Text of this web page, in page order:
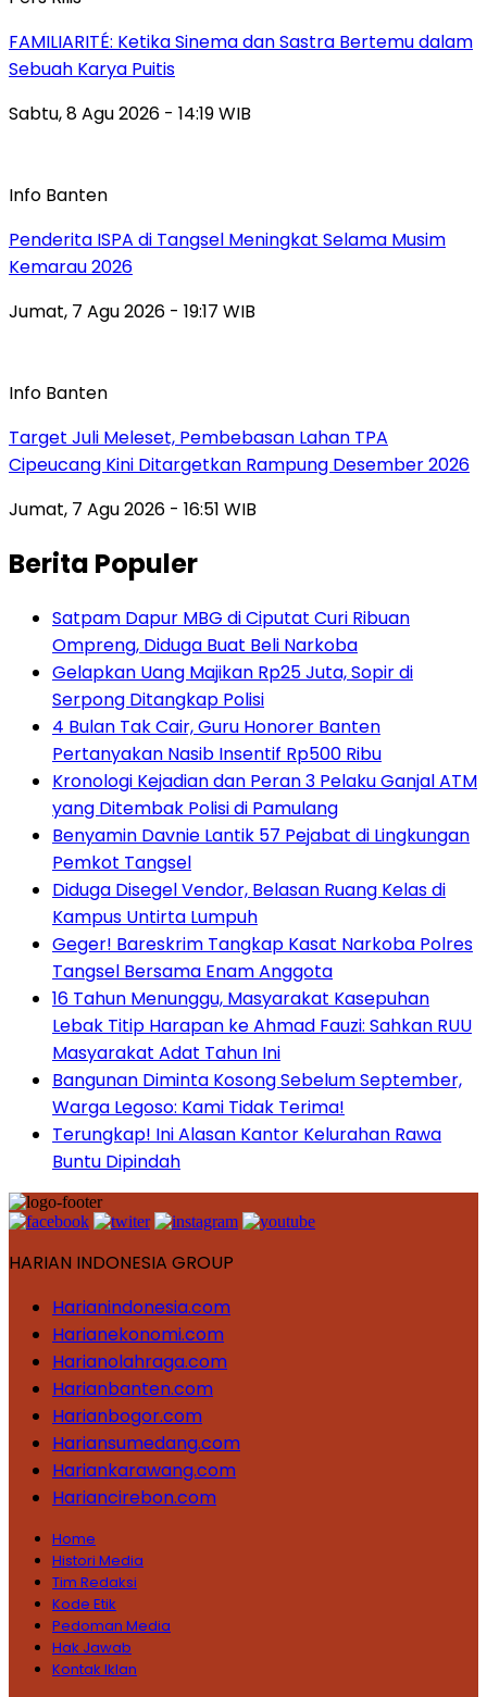
FAMILIARITÉ: Ketika Sinema dan Sastra Bertemu dalam
Sebuah Karya Puitis
Sabtu, 8 Agu 2026 - 14:19 WIB
Info Banten
Penderita ISPA di Tangsel Meningkat Selama Musim
Kemarau 2026
Jumat, 7 Agu 2026 - 19:17 WIB
Info Banten
Target Juli Meleset, Pembebasan Lahan TPA
Cipeucang Kini Ditargetkan Rampung Desember 2026
Jumat, 7 Agu 2026 - 16:51 WIB
Berita Populer
Satpam Dapur MBG di Ciputat Curi Ribuan
Ompreng, Diduga Buat Beli Narkoba
Gelapkan Uang Majikan Rp25 Juta, Sopir di
Serpong Ditangkap Polisi
4 Bulan Tak Cair, Guru Honorer Banten
Pertanyakan Nasib Insentif Rp500 Ribu
Kronologi Kejadian dan Peran 3 Pelaku Ganjal ATM
yang Ditembak Polisi di Pamulang
Benyamin Davnie Lantik 57 Pejabat di Lingkungan
Pemkot Tangsel
Diduga Disegel Vendor, Belasan Ruang Kelas di
Kampus Untirta Lumpuh
Geger! Bareskrim Tangkap Kasat Narkoba Polres
Tangsel Bersama Enam Anggota
16 Tahun Menunggu, Masyarakat Kasepuhan
Lebak Titip Harapan ke Ahmad Fauzi: Sahkan RUU
Masyarakat Adat Tahun Ini
Bangunan Diminta Kosong Sebelum September,
Warga Legoso: Kami Tidak Terima!
Terungkap! Ini Alasan Kantor Kelurahan Rawa
Buntu Dipindah
HARIAN INDONESIA GROUP
Harianindonesia.com
Harianekonomi.com
Harianolahraga.com
Harianbanten.com
Harianbogor.com
Hariansumedang.com
Hariankarawang.com
Hariancirebon.com
Home
Histori Media
Tim Redaksi
Kode Etik
Pedoman Media
Hak Jawab
Kontak Iklan